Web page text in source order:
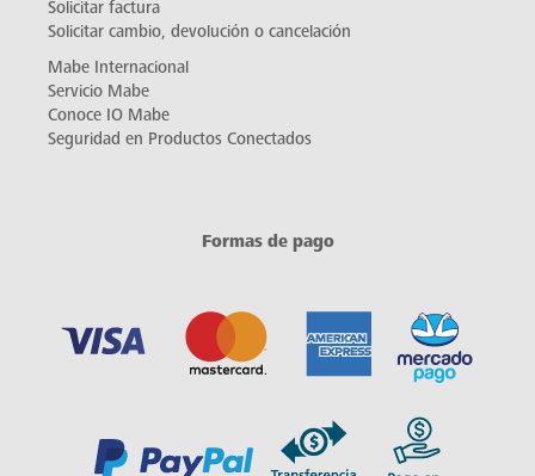
Solicitar factura
Solicitar cambio, devolución o cancelación
Mabe Internacional
Servicio Mabe
Conoce IO Mabe
Seguridad en Productos Conectados
Formas de pago